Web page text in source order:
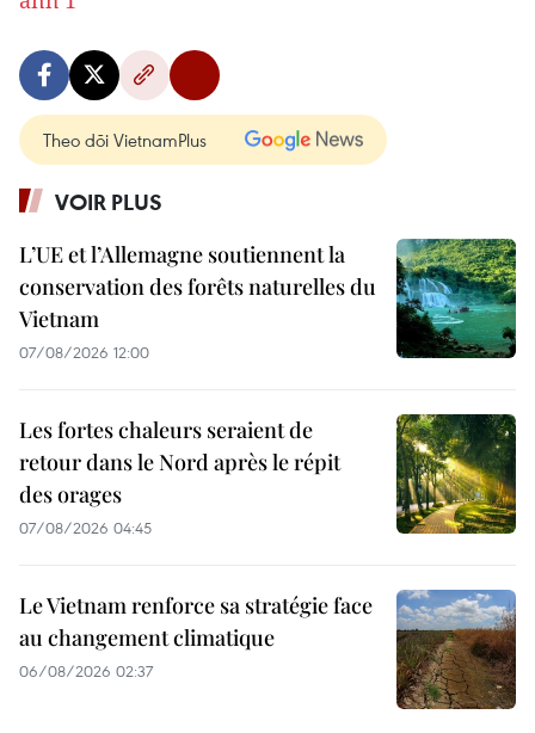
Theo dõi VietnamPlus
VOIR PLUS
L’UE et l’Allemagne soutiennent la
conservation des forêts naturelles du
Vietnam
07/08/2026 12:00
Les fortes chaleurs seraient de
retour dans le Nord après le répit
des orages
07/08/2026 04:45
Le Vietnam renforce sa stratégie face
au changement climatique
06/08/2026 02:37